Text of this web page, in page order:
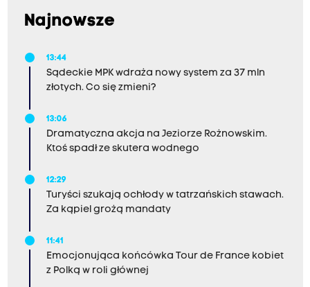
Najnowsze
13:44
Sądeckie MPK wdraża nowy system za 37 mln
złotych. Co się zmieni?
13:06
Dramatyczna akcja na Jeziorze Rożnowskim.
Ktoś spadł ze skutera wodnego
12:29
Turyści szukają ochłody w tatrzańskich stawach.
Za kąpiel grożą mandaty
11:41
Emocjonująca końcówka Tour de France kobiet
z Polką w roli głównej